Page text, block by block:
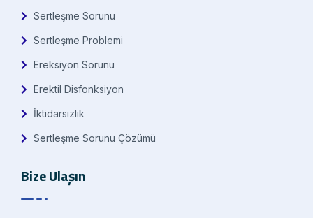
Sertleşme Sorunu
Sertleşme Problemi
Ereksiyon Sorunu
Erektil Disfonksiyon
İktidarsızlık
Sertleşme Sorunu Çözümü
Bize Ulaşın